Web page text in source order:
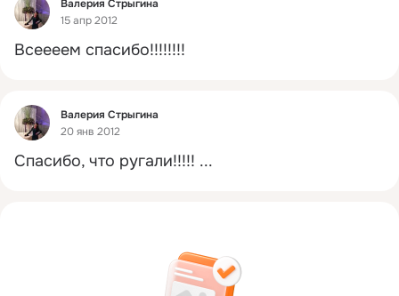
Валерия Стрыгина
15 апр 2012
Всеееем спасибо!!!!!!!!
Фид
Валерия Стрыгина
20 янв 2012
Спасибо, что ругали!!!!! ...